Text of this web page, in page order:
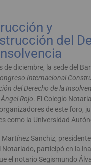
y
del
de diciembre, la sede del
Internacional
del Derecho de la
Rojo. El Colegio
de este foro,
como la Universidad
Martínez Sanchiz,
Notariado, participó en la
el notario Segismundo